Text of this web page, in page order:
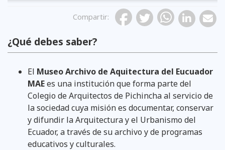
Compartir:
¿Qué debes saber?
El Museo Archivo de Aquitectura del Eucuador
MAEes una institución que forma parte del
Colegio de Arquitectos de Pichincha al servicio de
la sociedad cuya misión es documentar, conservar
y difundir la Arquitectura y el Urbanismo del
Ecuador, a través de su archivo y de programas
educativos y culturales.